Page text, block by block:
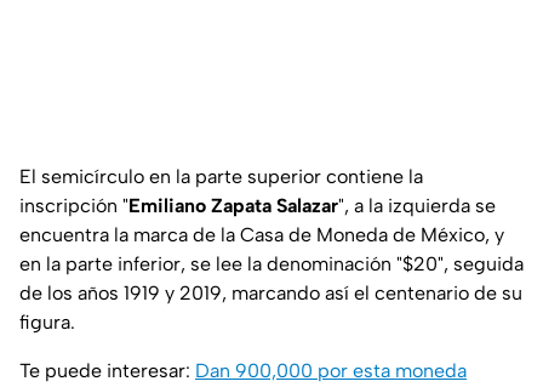
El semicírculo en la parte superior contiene la
inscripción "Emiliano Zapata Salazar", a la izquierda se
encuentra la marca de la Casa de Moneda de México, y
en la parte inferior, se lee la denominación "$20", seguida
de los años 1919 y 2019, marcando así el centenario de su
figura.
Te puede interesar: Dan 900,000 por esta moneda